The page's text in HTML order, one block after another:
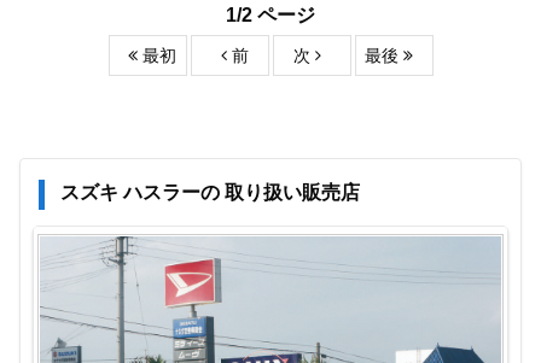
1/2 ページ
最初 前 次 最後
スズキ ハスラーの 取り扱い販売店